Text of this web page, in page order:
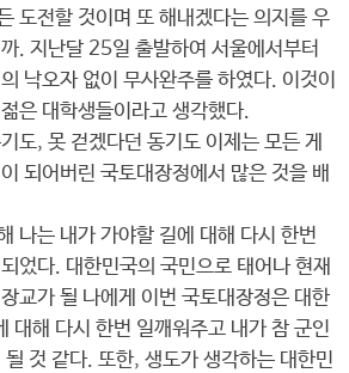
도전할 것이며 또 해내겠다는 의지를 우
. 지난달 25일 출발하여 서울에서부터
낙오자 없이 무사완주를 하였다. 이것이
은 대학생들이라고 생각했다.
도, 못 걷겠다던 동기도 이제는 모든 게
되어버린 국토대장정에서 많은 것을 배
나는 내가 가야할 길에 대해 다시 한번
었다. 대한민국의 국민으로 태어나 현재
교가 될 나에게 이번 국토대장정은 대한
대해 다시 한번 일깨워주고 내가 참 군인
것 같다. 또한, 생도가 생각하는 대한민